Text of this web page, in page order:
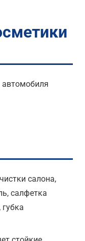
автомобиля
салона,
салфетка